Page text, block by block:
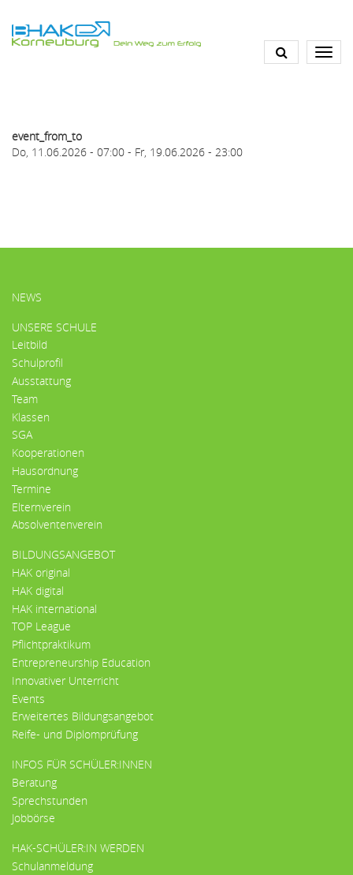
zum
Inhalt
event_from_to
Do, 11.06.2026 - 07:00 - Fr, 19.06.2026 - 23:00
HAUPTMENÜ
NEWS
UNSERE SCHULE
Leitbild
Schulprofil
Ausstattung
Team
Klassen
SGA
Kooperationen
Hausordnung
Termine
Elternverein
Absolventenverein
BILDUNGSANGEBOT
HAK original
HAK digital
HAK international
TOP League
Pflichtpraktikum
Entrepreneurship Education
Innovativer Unterricht
Events
Erweitertes Bildungsangebot
Reife- und Diplomprüfung
INFOS FÜR SCHÜLER:INNEN
Beratung
Sprechstunden
Jobbörse
HAK-SCHÜLER:IN WERDEN
Schulanmeldung